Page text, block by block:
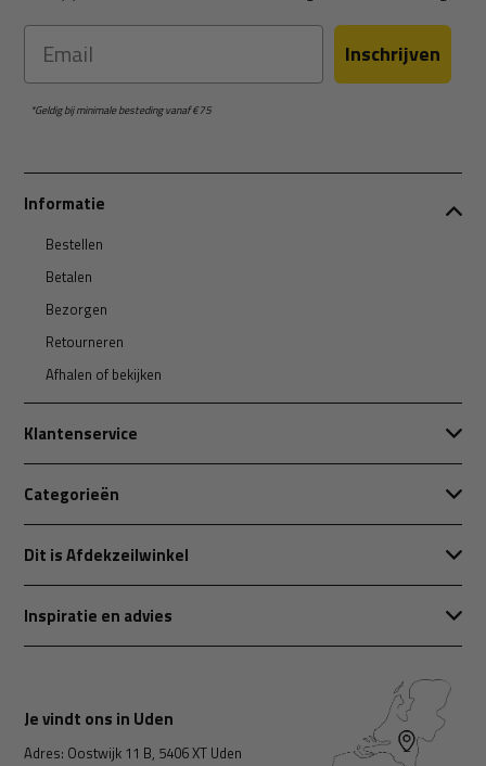
Email Inschrijven
*Geldig bij minimale besteding vanaf €75
Informatie
Bestellen
Betalen
Bezorgen
Retourneren
Afhalen of bekijken
Klantenservice
Categorieën
Dit is Afdekzeilwinkel
Inspiratie en advies
Je vindt ons in Uden
Adres: Oostwijk 11 B, 5406 XT Uden